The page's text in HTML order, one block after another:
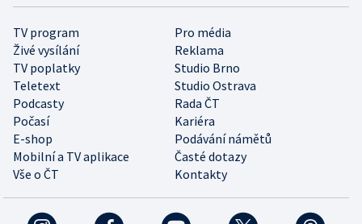
TV program
Pro média
Živé vysílání
Reklama
TV poplatky
Studio Brno
Teletext
Studio Ostrava
Podcasty
Rada ČT
Počasí
Kariéra
E-shop
Podávání námětů
Mobilní a TV aplikace
Časté dotazy
Vše o ČT
Kontakty